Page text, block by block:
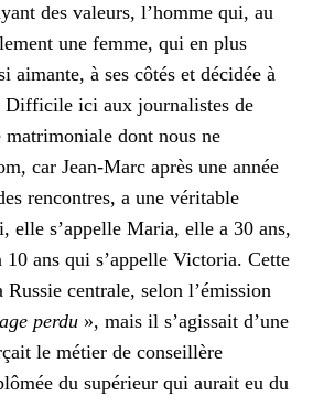
des valeurs, l’homme qui, au
une femme, qui en plus
aimante, à ses côtés et décidée à
Difficile ici aux journalistes de
matrimoniale dont nous ne
car Jean-Marc après une année
rencontres, a une véritable
elle s’appelle Maria, elle a 30 ans,
10 ans qui s’appelle Victoria. Cette
centrale, selon l’émission
perdu », mais il s’agissait d’une
le métier de conseillère
du supérieur qui aurait eu du